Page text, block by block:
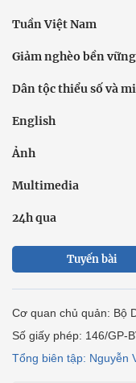
Tuần Việt Nam
Giảm nghèo bền vững
Dân tộc thiểu số và
English
Ảnh
Multimedia
24h qua
Tuyến bài
Cơ quan chủ quản: Bộ
Số giấy phép: 146/GP-
Tổng biên tập: Nguyễn